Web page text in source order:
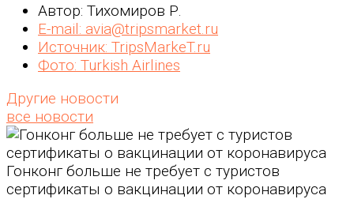
Автор: Тихомиров Р.
E-mail: avia@tripsmarket.ru
Источник: TripsMarkeT.ru
Фото: Turkish Airlines
Другие новости
все новости
Гонконг больше не требует с туристов
сертификаты о вакцинации от коронавируса